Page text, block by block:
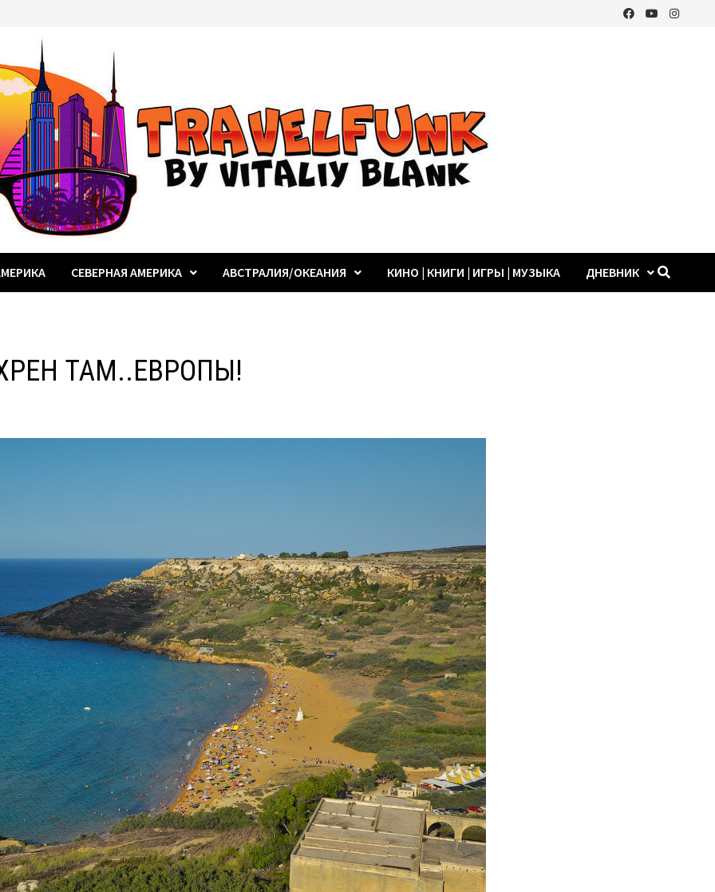
СЕВЕРНАЯ АМЕРИКА АВСТРАЛИЯ/ОКЕАНИЯ КИНО | КНИГИ | ИГРЫ | МУЗЫКА ДНЕВНИК
ТАМ..ЕВРОПЫ!